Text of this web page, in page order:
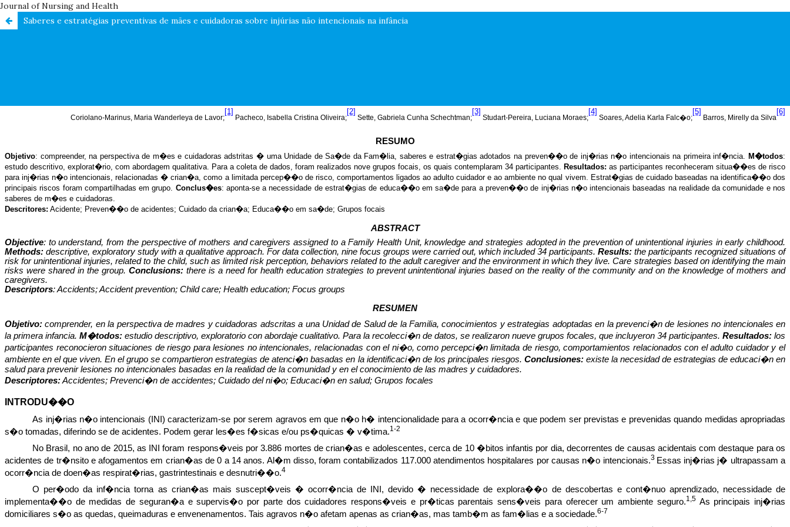
Journal of Nursing and Health
Saberes e estratégias preventivas de mães e cuidadoras sobre injúrias não intencionais na infância